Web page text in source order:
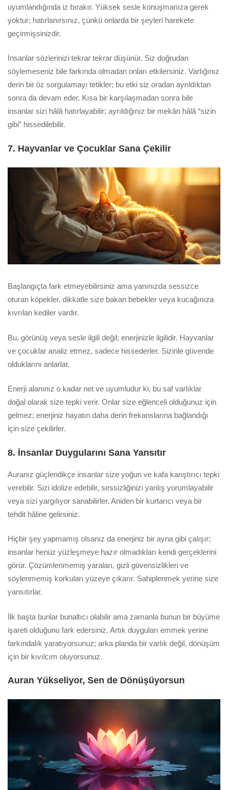
uyumlandığında iz bırakır. Yüksek sesle konuşmanıza gerek
yoktur; hatırlanırsınız, çünkü onlarda bir şeyleri harekete
geçirmişsinizdir.
İnsanlar sözlerinizi tekrar tekrar düşünür. Siz doğrudan
söylemeseniz bile farkında olmadan onları etkilersiniz. Varlığınız
derin bir öz sorgulamayı tetikler; bu etki siz oradan ayrıldıktan
sonra da devam eder. Kısa bir karşılaşmadan sonra bile
insanlar sizi hâlâ hatırlayabilir; ayrıldığınız bir mekân hâlâ “sizin
gibi” hissedilebilir.
7. Hayvanlar ve Çocuklar Sana Çekilir
Başlangıçta fark etmeyebilirsiniz ama yanınızda sessizce
oturan köpekler, dikkatle size bakan bebekler veya kucağınıza
kıvrılan kediler vardır.
Bu, görünüş veya sesle ilgili değil; enerjinizle ilgilidir. Hayvanlar
ve çocuklar analiz etmez, sadece hissederler. Sizinle güvende
olduklarını anlarlar.
Enerji alanınız o kadar net ve uyumludur ki, bu saf varlıklar
doğal olarak size tepki verir. Onlar size eğlenceli olduğunuz için
gelmez; enerjiniz hayatın daha derin frekanslarına bağlandığı
için size çekilirler.
8. İnsanlar Duygularını Sana Yansıtır
Auranız güçlendikçe insanlar size yoğun ve kafa karıştırıcı tepki
verebilir. Sizi idolize edebilir, sessizliğinizi yanlış yorumlayabilir
veya sizi yargılıyor sanabilirler. Aniden bir kurtarıcı veya bir
tehdit hâline gelirsiniz.
Hiçbir şey yapmamış olsanız da enerjiniz bir ayna gibi çalışır;
insanlar henüz yüzleşmeye hazır olmadıkları kendi gerçeklerini
görür. Çözümlenmemiş yaraları, gizli güvensizlikleri ve
söylenmemiş korkuları yüzeye çıkarır. Sahiplenmek yerine size
yansıtırlar.
İlk başta bunlar bunaltıcı olabilir ama zamanla bunun bir büyüme
işareti olduğunu fark edersiniz. Artık duyguları emmek yerine
farkındalık yaratıyorsunuz; arka planda bir varlık değil, dönüşüm
için bir kıvılcım oluyorsunuz.
Auran Yükseliyor, Sen de Dönüşüyorsun